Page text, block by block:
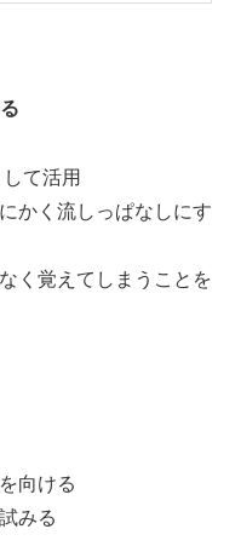
て活用
かく流しっぱなしにす
く覚えてしまうことを
向ける
みる